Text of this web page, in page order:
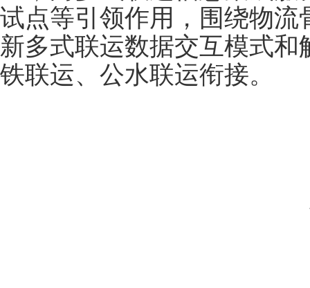
试点等引领作用，围绕物
新多式联运数据交互模式
铁联运、公水联运衔接。